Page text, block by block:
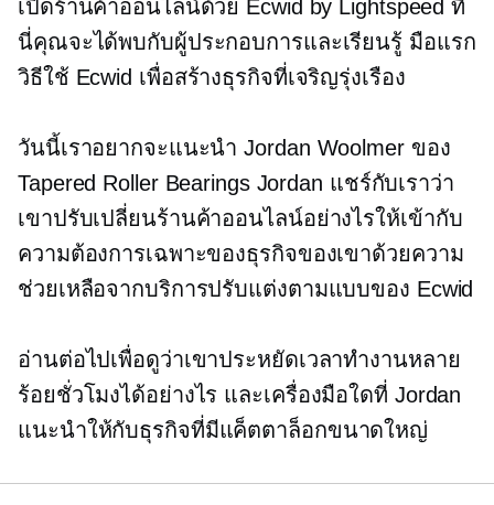
เปิดร้านค้าออนไลน์ด้วย Ecwid by Lightspeed ที่
นี่คุณจะได้พบกับผู้ประกอบการและเรียนรู้ มือแรก
วิธีใช้ Ecwid เพื่อสร้างธุรกิจที่เจริญรุ่งเรือง
วันนี้เราอยากจะแนะนำ Jordan Woolmer ของ
Tapered Roller Bearings Jordan แชร์กับเราว่า
เขาปรับเปลี่ยนร้านค้าออนไลน์อย่างไรให้เข้ากับ
ความต้องการเฉพาะของธุรกิจของเขาด้วยความ
ช่วยเหลือจากบริการปรับแต่งตามแบบของ Ecwid
อ่านต่อไปเพื่อดูว่าเขาประหยัดเวลาทำงานหลาย
ร้อยชั่วโมงได้อย่างไร และเครื่องมือใดที่ Jordan
แนะนำให้กับธุรกิจที่มีแค็ตตาล็อกขนาดใหญ่